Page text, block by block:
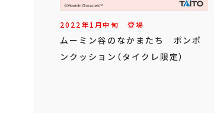
2022年1月中旬 登場
ムーミン谷のなかまたち ポンポ
ンクッション（タイクレ限定）